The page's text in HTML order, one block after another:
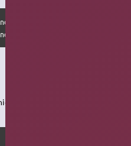
output fichier-pair.pdf
output fichier-
et les enregistre dans des